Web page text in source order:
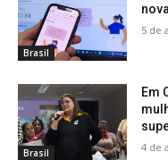
Brasil
5 de
Brasil
Em
4 de